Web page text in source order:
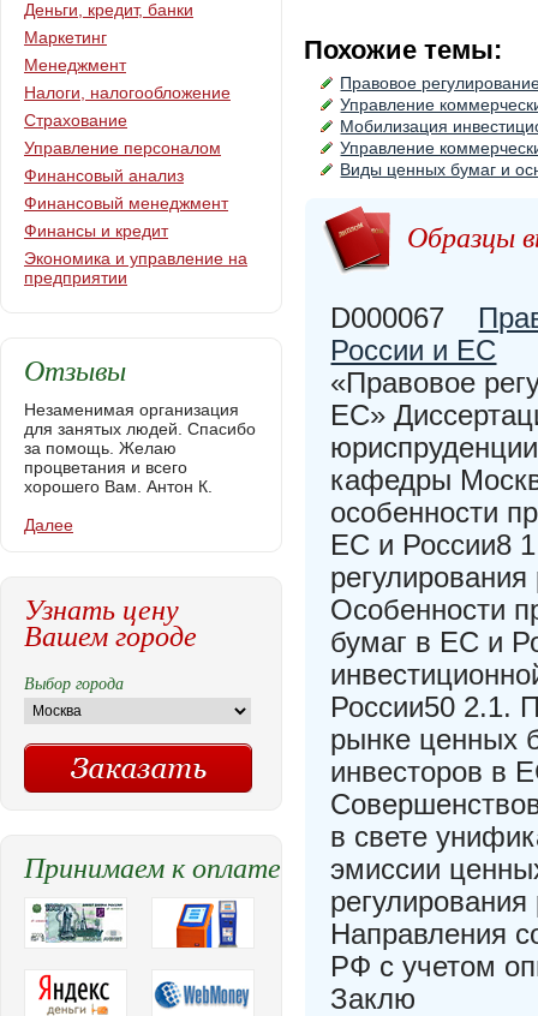
Похожие темы:
Правовое
Управление
Мобилизация
Управление
Виды ценных бумаг и
Образцы
D000067
России и ЕС
«Правовое
ЕС»
кафедры
особенности
ЕС и России8
Особенности
бумаг в ЕС и
России50 2.1.
рынке ценных
инвесторов в
в свете
эмиссии
Направления
РФ с учетом
Заклю
Деньги, кредит, банки
Маркетинг
Менеджмент
Налоги, налогообложение
Страхование
Управление персоналом
Финансовый анализ
Финансовый менеджмент
Финансы и кредит
Экономика и управление на
предприятии
Отзывы
Незаменимая организация
для занятых людей. Спасибо
за помощь. Желаю
процветания и всего
хорошего Вам. Антон К.
Далее
Узнать цену
Вашем городе
Выбор города
Принимаем к оплате